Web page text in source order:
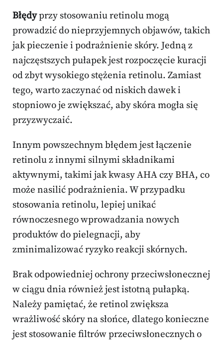
Błędyprzy stosowaniu retinolu mogą
prowadzić do nieprzyjemnych objawów, takich
jak pieczenie i podrażnienie skóry. Jedną z
najczęstszych pułapek jest rozpoczęcie kuracji
od zbyt wysokiego stężenia retinolu. Zamiast
tego, warto zaczynać od niskich dawek i
stopniowo je zwiększać, aby skóra mogła się
przyzwyczaić.
Innym powszechnym błędem jest łączenie
retinolu z innymi silnymi składnikami
aktywnymi, takimi jak kwasy AHA czy BHA, co
może nasilić podrażnienia. W przypadku
stosowania retinolu, lepiej unikać
równoczesnego wprowadzania nowych
produktów do pielegnacji, aby
zminimalizować ryzyko reakcji skórnych.
Brak odpowiedniej ochrony przeciwsłonecznej
w ciągu dnia również jest istotną pułapką.
Należy pamiętać, że retinol zwiększa
wrażliwość skóry na słońce, dlatego konieczne
jest stosowanie filtrów przeciwsłonecznych o